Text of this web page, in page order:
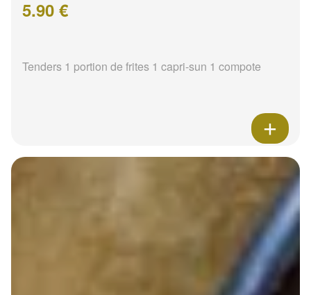
5.90 €
Tenders 1 portion de frites 1 capri-sun 1 compote